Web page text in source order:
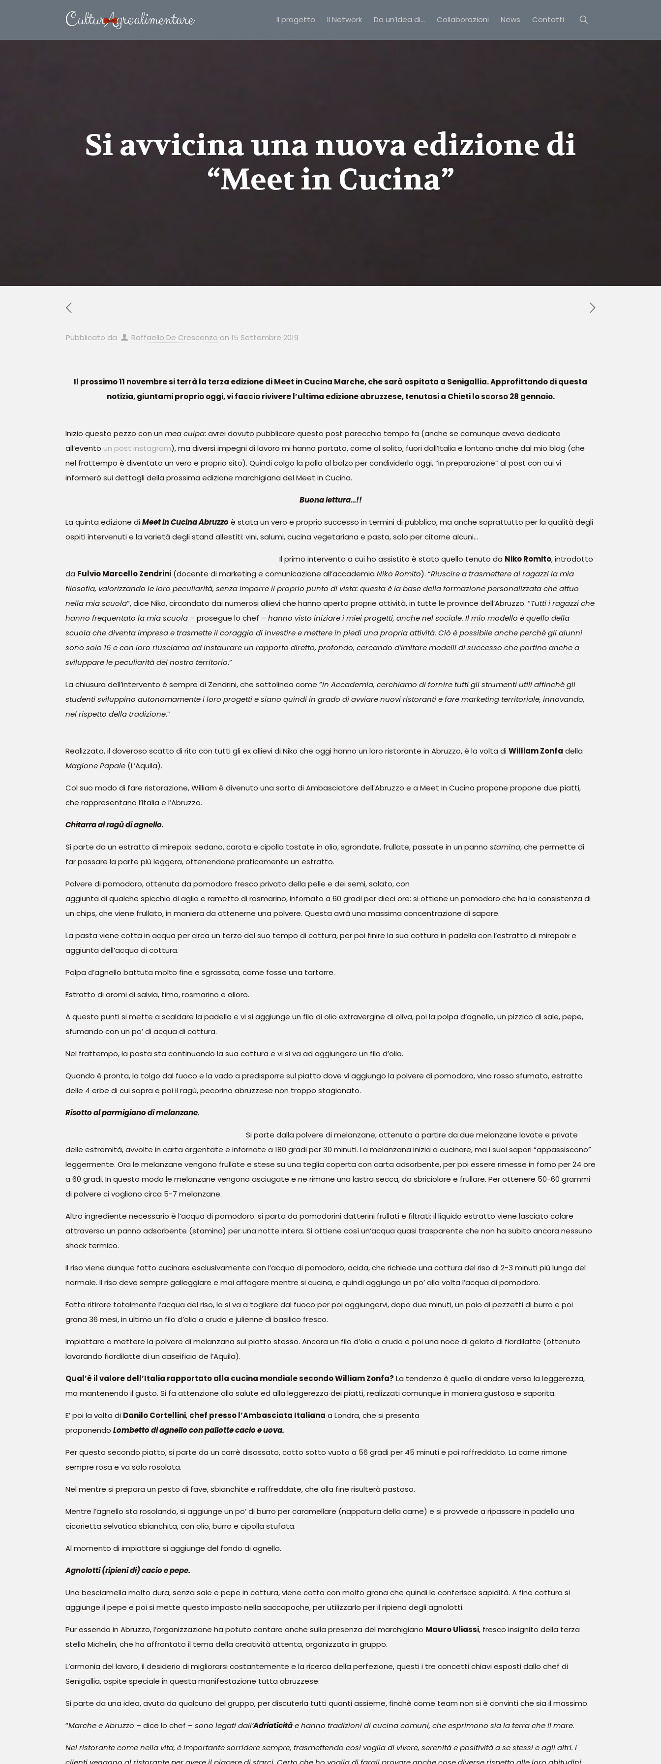
Il progetto Il Network Da un’idea di… Collaborazioni News Contatti
Si avvicina una nuova edizione di
“Meet in Cucina”
Pubblicato da Raffaello De Crescenzo on 15 Settembre 2019
Il prossimo 11 novembre si terrà la terza edizione di Meet in Cucina Marche, che sarà ospitata a Senigallia. Approfittando di questa
notizia, giuntami proprio oggi, vi faccio rivivere l’ultima edizione abruzzese, tenutasi a Chieti lo scorso 28 gennaio.
Inizio questo pezzo con un mea culpa: avrei dovuto pubblicare questo post parecchio tempo fa (anche se comunque avevo dedicato
all’evento un post instagram), ma diversi impegni di lavoro mi hanno portato, come al solito, fuori dall’Italia e lontano anche dal mio blog (che
nel frattempo è diventato un vero e proprio sito). Quindi colgo la palla al balzo per condividerlo oggi, “in preparazione” al post con cui vi
informerò sui dettagli della prossima edizione marchigiana del Meet in Cucina.
Buona lettura…!!
La quinta edizione diMeet in Cucina Abruzzoè stata un vero e proprio successo in termini di pubblico, ma anche soprattutto per la qualità degli
ospiti intervenuti e la varietà degli stand allestiti: vini, salumi, cucina vegetariana e pasta, solo per citarne alcuni…
Il primo intervento a cui ho assistito è stato quello tenuto da Niko Romito, introdotto
da Fulvio Marcello Zendrini (docente di marketing e comunicazione all’accademia Niko Romito). “Riuscire a trasmettere ai ragazzi la mia
filosofia, valorizzando le loro peculiarità, senza imporre il proprio punto di vista: questa è la base della formazione personalizzata che attuo
nella mia scuola”, dice Niko, circondato dai numerosi allievi che hanno aperto proprie attività, in tutte le province dell’Abruzzo. “Tutti i ragazziche
hanno frequentato la mia scuola –prosegue lo chef – hanno visto iniziare i miei progetti, anche nel sociale. Il mio modello è quello della
scuola che diventa impresa e trasmette il coraggio di investire e mettere in piedi una propria attività. Ciò è possibile anche perché gli alunni
sono solo 16 e con loro riusciamo ad instaurare un rapporto diretto, profondo, cercando d’imitare modelli di successo che portino anche a
sviluppare le peculiarità del nostro territorio.”
La chiusura dell’intervento è sempre di Zendrini, che sottolinea come “in Accademia, cerchiamo di fornire tutti gli strumenti utili affinché gli
studenti sviluppino autonomamente i loro progetti e siano quindi in grado di avviare nuovi ristoranti e fare marketing territoriale, innovando,
nel rispetto della tradizione.”
Realizzato, il doveroso scatto di rito con tutti gli ex allievi di Niko che oggi hanno un loro ristorante in Abruzzo, è la volta diWilliam Zonfa della
Magione Papale (L’Aquila).
Col suo modo di fare ristorazione, William è divenuto una sorta di Ambasciatore dell’Abruzzo e a Meet in Cucina propone propone due piatti,
che rappresentano l’Italia e l’Abruzzo.
Chitarra al ragù di agnello.
Si parte da un estratto di mirepoix: sedano, carota e cipolla tostate in olio, sgrondate, frullate, passate in un panno stamina, che permette di
far passare la parte più leggera, ottenendone praticamente un estratto.
Polvere di pomodoro, ottenuta da pomodoro fresco privato della pelle e dei semi, salato, con
aggiunta di qualche spicchio di aglio e rametto di rosmarino, infornato a 60 gradi per dieci ore: si ottiene un pomodoro che ha la consistenza di
un chips, che viene frullato, in maniera da ottenerne una polvere. Questa avrà una massima concentrazione di sapore.
La pasta viene cotta in acqua per circa un terzo del suo tempo di cottura, per poi finire la sua cottura in padella con l’estratto di mirepoix e
aggiunta dell’acqua di cottura.
Polpa d’agnello battuta molto fine e sgrassata, come fosse una tartarre.
Estratto di aromi di salvia, timo, rosmarino e alloro.
A questo punti si mette a scaldare la padella e vi si aggiunge un filo di olio extravergine di oliva, poi la polpa d’agnello, un pizzico di sale, pepe,
sfumando con un po’ di acqua di cottura.
Nel frattempo, la pasta sta continuando la sua cottura e vi si va ad aggiungere un filo d’olio.
Quando è pronta, la tolgo dal fuoco e la vado a predisporre sul piatto dove vi aggiungo la polvere di pomodoro, vino rosso sfumato, estratto
delle 4 erbe di cui sopra e poi il ragù, pecorino abruzzese non troppo stagionato.
Risotto al parmigiano di melanzane.
Si parte dalla polvere di melanzane, ottenuta a partire da due melanzane lavate e private
delle estremità, avvolte in carta argentate e infornate a 180 gradi per 30 minuti. La melanzana inizia a cucinare, ma i suoi sapori “appassiscono”
leggermente. Ora le melanzane vengono frullate e stese su una teglia coperta con carta adsorbente, per poi essere rimesse in forno per 24 ore
a 60 gradi. In questo modo le melanzane vengono asciugate e ne rimane una lastra secca, da sbriciolare e frullare. Per ottenere 50-60 grammi
di polvere ci vogliono circa 5-7 melanzane.
Altro ingrediente necessario è l’acqua di pomodoro: si parta da pomodorini datterini frullati e filtrati; il liquido estratto viene lasciato colare
attraverso un panno adsorbente (stamina) per una notte intera. Si ottiene così un’acqua quasi trasparente che non ha subito ancora nessuno
shock termico.
Il riso viene dunque fatto cucinare esclusivamente con l’acqua di pomodoro, acida, che richiede una cottura del riso di 2-3 minuti più lunga del
normale. Il riso deve sempre galleggiare e mai affogare mentre si cucina, e quindi aggiungo un po’ alla volta l’acqua di pomodoro.
Fatta ritirare totalmente l’acqua del riso, lo si va a togliere dal fuoco per poi aggiungervi, dopo due minuti, un paio di pezzetti di burro e poi
grana 36 mesi, in ultimo un filo d’olio a crudo e julienne di basilico fresco.
Impiattare e mettere la polvere di melanzana sul piatto stesso. Ancora un filo d’olio a crudo e poi una noce di gelato di fiordilatte (ottenuto
lavorando fiordilatte di un caseificio de l’Aquila).
Qual’è il valore dell’Italia rapportato alla cucina mondiale secondo William Zonfa? La tendenza è quella di andare verso la leggerezza,
ma mantenendo il gusto. Si fa attenzione alla salute ed alla leggerezza dei piatti, realizzati comunque in maniera gustosa e saporita.
E’ poi la volta di Danilo Cortellini, chef presso l’Ambasciata Italiana a Londra, che si presenta
proponendo Lombetto di agnello con pallotte cacio e uova.
Per questo secondo piatto, si parte da un carrè disossato, cotto sotto vuoto a 56 gradi per 45 minuti e poi raffreddato. La carne rimane
sempre rosa e va solo rosolata.
Nel mentre si prepara un pesto di fave, sbianchite e raffreddate, che alla fine risulterà pastoso.
Mentre l’agnello sta rosolando, si aggiunge un po’ di burro per caramellare (nappatura della carne) e si provvede a ripassare in padella una
cicorietta selvatica sbianchita, con olio, burro e cipolla stufata.
Al momento di impiattare si aggiunge del fondo di agnello.
Agnolotti (ripieni di) cacio e pepe.
Una besciamella molto dura, senza sale e pepe in cottura, viene cotta con molto grana che quindi le conferisce sapidità. A fine cottura si
aggiunge il pepe e poi si mette questo impasto nella saccapoche, per utilizzarlo per il ripieno degli agnolotti.
Pur essendo in Abruzzo, l’organizzazione ha potuto contare anche sulla presenza del marchigiano Mauro Uliassi, fresco insignito della terza
stella Michelin, che ha affrontato il tema della creatività attenta, organizzata in gruppo.
L’armonia del lavoro, il desiderio di migliorarsi costantemente e la ricerca della perfezione, questi i tre concetti chiavi esposti dallo chef di
Senigallia, ospite speciale in questa manifestazione tutta abruzzese.
Si parte da una idea, avuta da qualcuno del gruppo, per discuterla tutti quanti assieme, finchè come team non si è convinti che sia il massimo.
“Marche e Abruzzo – dice lo chef – sono legati dall’Adriaticitàe hanno tradizioni di cucina comuni, che esprimono sia la terra che il mare.
Nel ristorante come nella vita, è importante sorridere sempre, trasmettendo così voglia di vivere, serenità e positività a se stessi e agli altri. I